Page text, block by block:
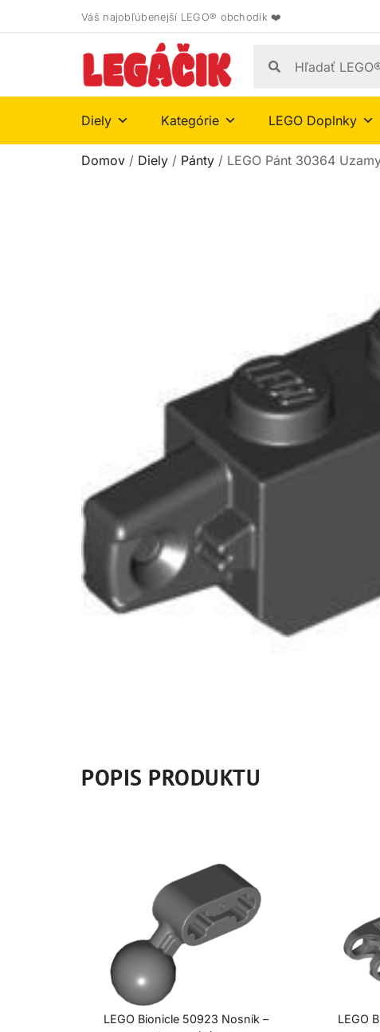
Váš najobľúbenejší LEGO® obchodík ❤️
Diely Kategórie LEGO Doplnky
Domov / Diely / Pánty / LEGO Pánt 30364
POPIS PRODUKTU
LEGO Bionicle 50923 Nosník –
LEGO